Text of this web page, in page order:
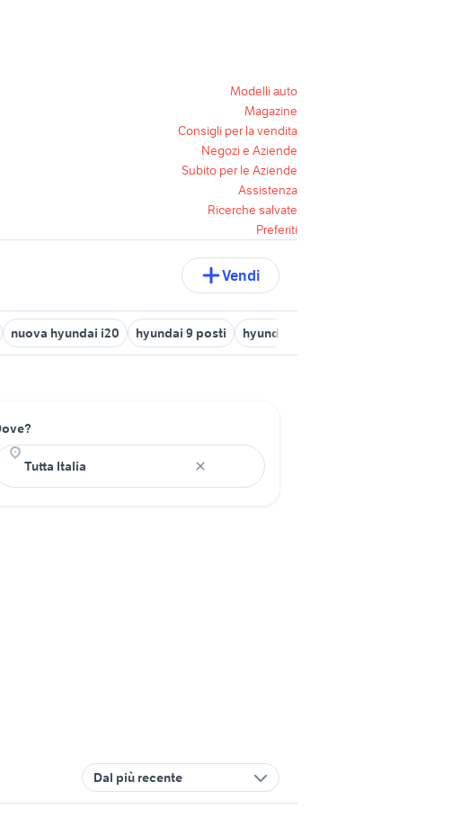
Modelli auto
Magazine
Consigli per la vendita
Negozi e Aziende
Subito per le Aziende
Assistenza
Ricerche salvate
Preferiti
Vendi
nuova hyundai i20 hyundai 9 posti hyundai getz 2003 auto
Dal più recente